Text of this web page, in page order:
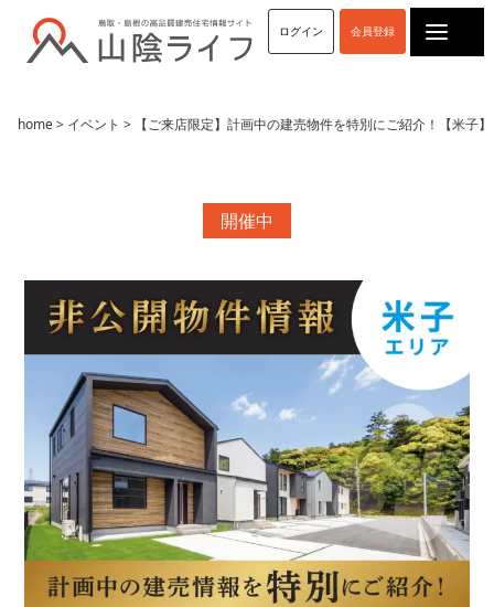
ログイン 会員登録
home> イベント > 【ご来店限定】計画中の建売物件を特別にご紹介！【米子】
開催中
Yahoo!
X(Twitter)
看板
工事現場
モデルハウス
店舗
弊社からのご案内
DM